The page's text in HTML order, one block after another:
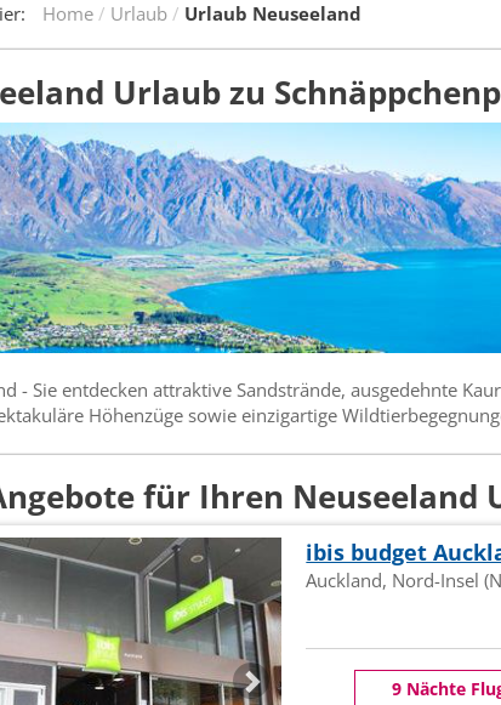
Home Urlaub Urlaub Neuseeland
Urlaub zu
- Sie entdecken attraktive Sandstrände, ausgedehnte
Höhenzüge sowie einzigartige
für Ihren Neuseeland
ibis budget
Auckland, Nord-Insel
9 Nächte